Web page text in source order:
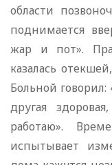
области
поднимается
жар и пот».
казалась
Больной говорил:
другая
работаю».
испытывает